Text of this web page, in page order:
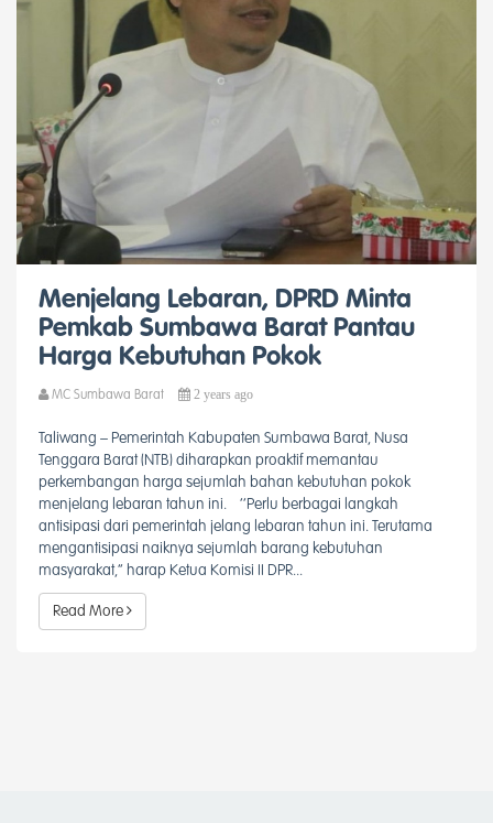
Menjelang Lebaran, DPRD Minta
Pemkab Sumbawa Barat Pantau
Harga Kebutuhan Pokok
MC Sumbawa Barat 2 years ago
Taliwang – Pemerintah Kabupaten Sumbawa Barat, Nusa
Tenggara Barat (NTB) diharapkan proaktif memantau
perkembangan harga sejumlah bahan kebutuhan pokok
menjelang lebaran tahun ini. ‘’Perlu berbagai langkah
antisipasi dari pemerintah jelang lebaran tahun ini. Terutama
mengantisipasi naiknya sejumlah barang kebutuhan
masyarakat,’’ harap Ketua Komisi II DPR...
Read More